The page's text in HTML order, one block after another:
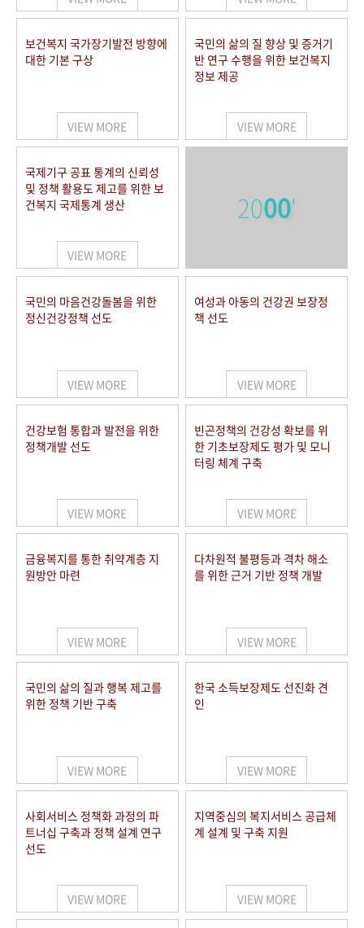
보건복지 국가장기발전 방향에
대한 기본 구상
VIEW MORE
국민의 삶의 질 향상 및 증거기
반 연구 수행을 위한 보건복지
정보 제공
VIEW MORE
국제기구 공표 통계의 신뢰성
및 정책 활용도 제고를 위한 보
건복지 국제통계 생산
VIEW MORE
2000'
국민의 마음건강돌봄을 위한
정신건강정책 선도
VIEW MORE
여성과 아동의 건강권 보장정
책 선도
VIEW MORE
건강보험 통합과 발전을 위한
정책개발 선도
VIEW MORE
빈곤정책의 건강성 확보를 위
한 기초보장제도 평가 및 모니
터링 체계 구축
VIEW MORE
금융복지를 통한 취약계층 지
원방안 마련
VIEW MORE
다차원적 불평등과 격차 해소
를 위한 근거 기반 정책 개발
VIEW MORE
국민의 삶의 질과 행복 제고를
위한 정책 기반 구축
VIEW MORE
한국 소득보장제도 선진화 견
인
VIEW MORE
사회서비스 정책화 과정의 파
트너십 구축과 정책 설계 연구
선도
VIEW MORE
지역중심의 복지서비스 공급체
계 설계 및 구축 지원
VIEW MORE